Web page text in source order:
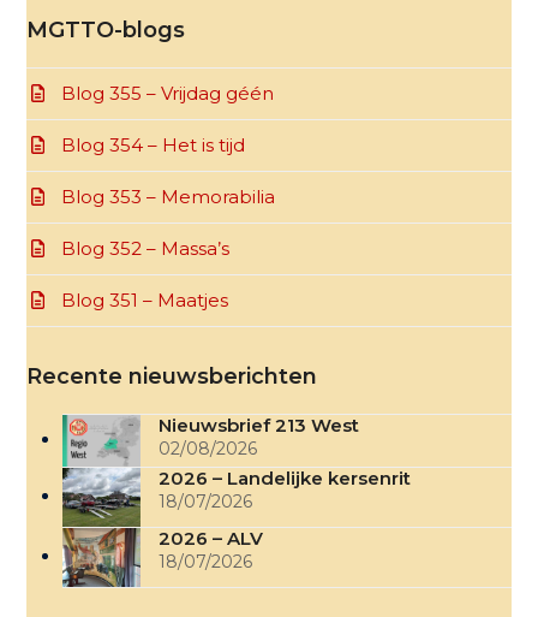
MGTTO-blogs
Blog 355 – Vrijdag géén
Blog 354 – Het is tijd
Blog 353 – Memorabilia
Blog 352 – Massa’s
Blog 351 – Maatjes
Recente nieuwsberichten
Nieuwsbrief 213 West
02/08/2026
2026 – Landelijke kersenrit
18/07/2026
2026 – ALV
18/07/2026